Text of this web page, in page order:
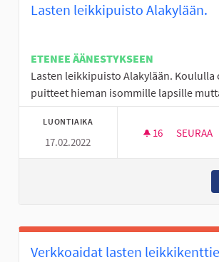
Lasten leikkipuisto Alakylään.
ETENEE ÄÄNESTYKSEEN
Lasten leikkipuisto Alakylään. Koululla
puitteet hieman isommille lapsille
LUONTIAIKA
17.02.2022
16 16
SEURAA
Verkkoaidat lasten